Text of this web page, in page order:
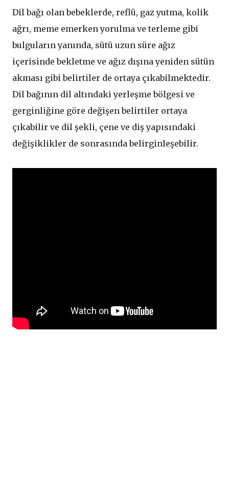
Dil bağı olan bebeklerde, reflü, gaz yutma, kolik
ağrı, meme emerken yorulma ve terleme gibi
bulguların yanında, sütü uzun süre ağız
içerisinde bekletme ve ağız dışına yeniden sütün
akması gibi belirtiler de ortaya çıkabilmektedir.
Dil bağının dil altındaki yerleşme bölgesi ve
gerginliğine göre değişen belirtiler ortaya
çıkabilir ve dil şekli, çene ve diş yapısındaki
değişiklikler de sonrasında belirginleşebilir.